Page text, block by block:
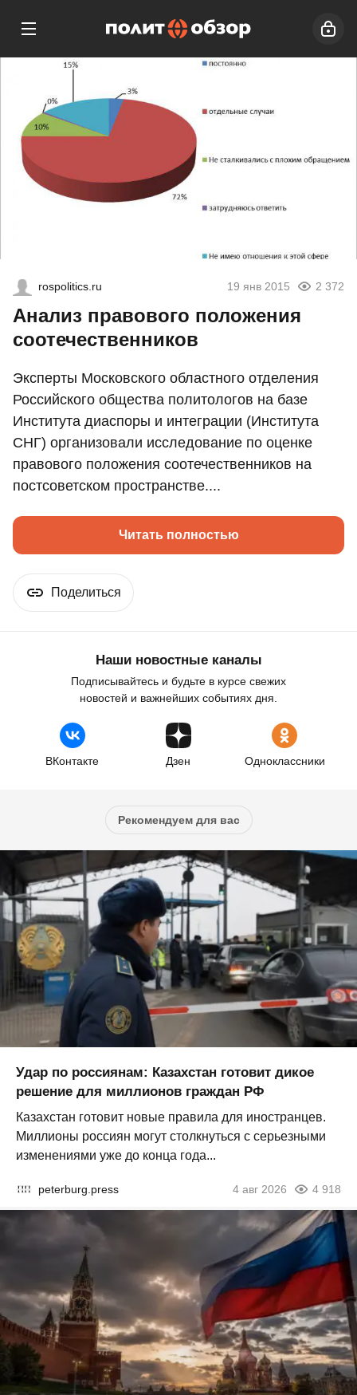
rospolitics.ru 19 янв 2015 2 372
Анализ правового положения
соотечественников
Эксперты Московского областного отделения
Российского общества политологов на базе
Института диаспоры и интеграции (Института
СНГ) организовали исследование по оценке
правового положения соотечественников на
постсоветском пространстве....
Читать полностью
Поделиться
Наши новостные каналы
Подписывайтесь и будьте в курсе свежих
новостей и важнейших событиях дня.
ВКонтакте Дзен Одноклассники
Рекомендуем для вас
Удар по россиянам: Казахстан готовит дикое
решение для миллионов граждан РФ
Казахстан готовит новые правила для иностранцев.
Миллионы россиян могут столкнуться с серьезными
изменениями уже до конца года...
peterburg.press 4 авг 2026 4 918